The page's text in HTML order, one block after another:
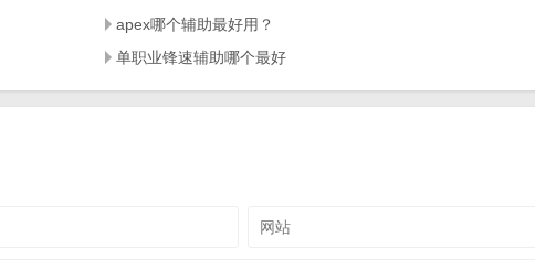
apex哪个辅助最好用？
单职业锋速辅助哪个最好